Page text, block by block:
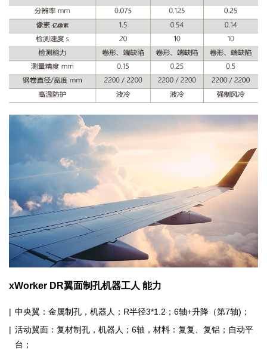
xWorker DR翼面制孔机器工人 能力
中央翼：金属制孔，机器人；R半径3*1.2；6轴+升降（第7轴)；
活动翼面：复材制孔，机器人；6轴，材料：复复、复铝；自动平
台；